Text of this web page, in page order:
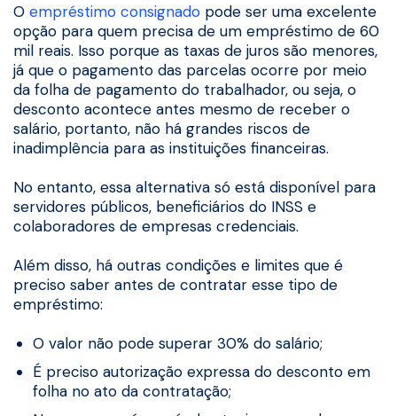
O empréstimo consignado pode ser uma excelente
opção para quem precisa de um empréstimo de 60
mil reais. Isso porque as taxas de juros são menores,
já que o pagamento das parcelas ocorre por meio
da folha de pagamento do trabalhador, ou seja, o
desconto acontece antes mesmo de receber o
salário, portanto, não há grandes riscos de
inadimplência para as instituições financeiras.
No entanto, essa alternativa só está disponível para
servidores públicos, beneficiários do INSS e
colaboradores de empresas credenciais.
Além disso, há outras condições e limites que é
preciso saber antes de contratar esse tipo de
empréstimo:
O valor não pode superar 30% do salário;
É preciso autorização expressa do desconto em
folha no ato da contratação;